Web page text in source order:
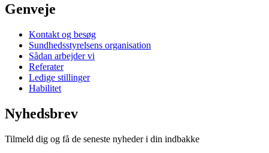
Genveje
Kontakt og besøg
Sundhedsstyrelsens organisation
Sådan arbejder vi
Referater
Ledige stillinger
Habilitet
Nyhedsbrev
Tilmeld dig og få de seneste nyheder i din indbakke